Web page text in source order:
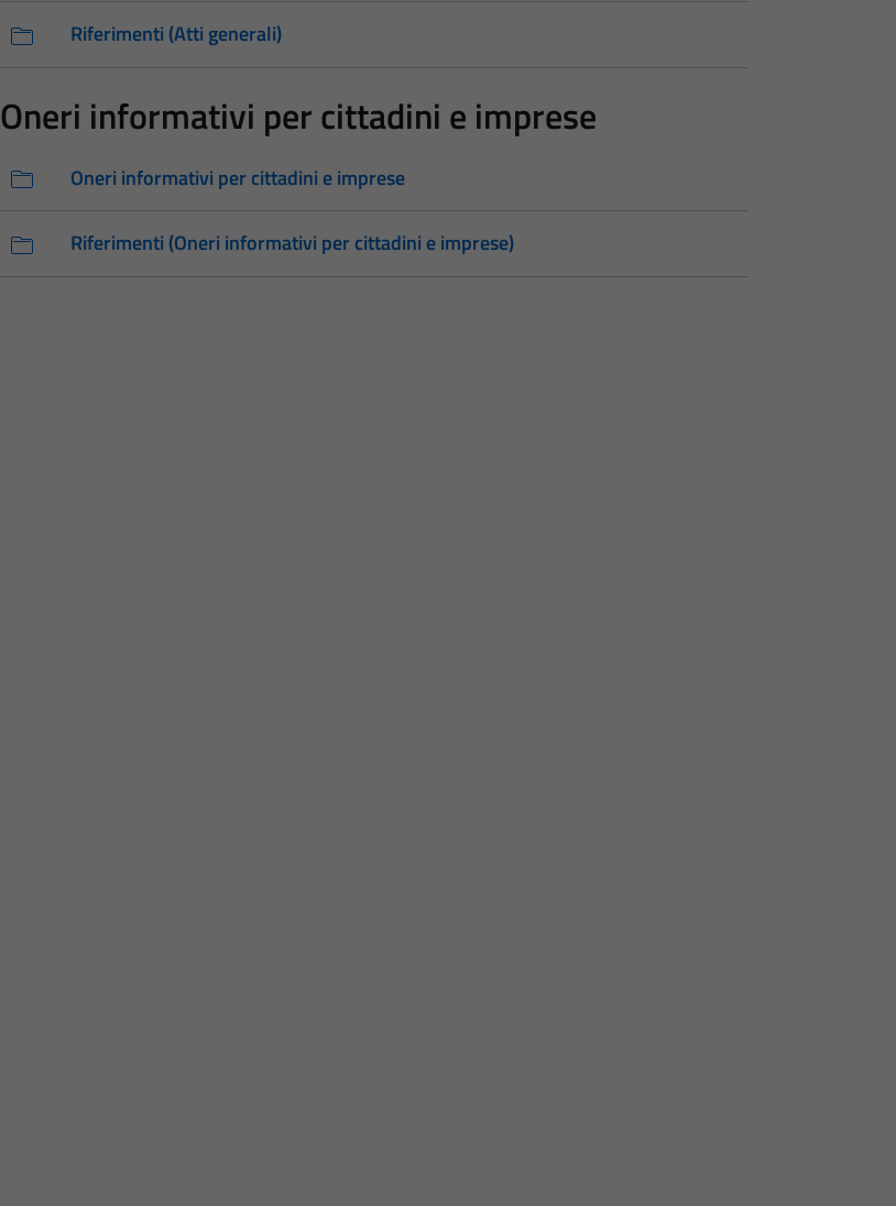
Riferimenti (Atti generali)
Oneri informativi per cittadini e imprese
Oneri informativi per cittadini e imprese
Riferimenti (Oneri informativi per cittadini e imprese)